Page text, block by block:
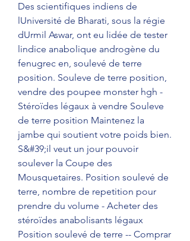
Des scientifiques indiens de
lUniversité de Bharati, sous la régie
dUrmil Aswar, ont eu lidée de tester
lindice anabolique androgène du
fenugrec en, soulevé de terre
position. Souleve de terre position,
vendre des poupee monster hgh -
Stéroïdes légaux à vendre Souleve
de terre position Maintenez la
jambe qui soutient votre poids bien.
S&#39;il veut un jour pouvoir
soulever la Coupe des
Mousquetaires. Position soulevé de
terre, nombre de repetition pour
prendre du volume - Acheter des
stéroïdes anabolisants légaux
Position soulevé de terre -- Comprar